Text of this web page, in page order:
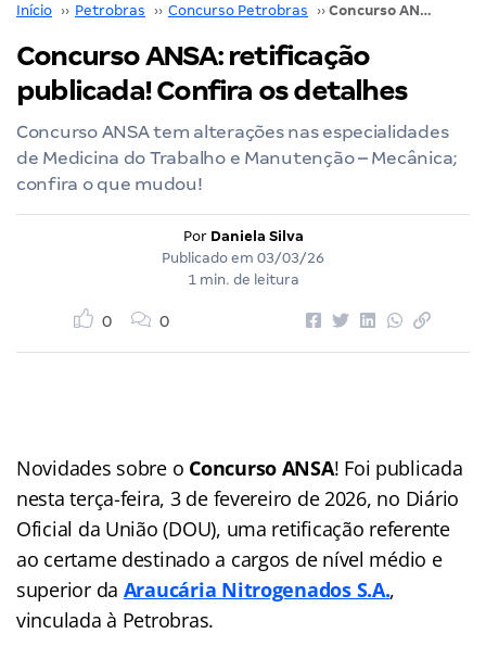
Início ›› Petrobras ›› Concurso Petrobras ›› Concurso ANSA: retificação publicada! Confira os detalhes
Concurso ANSA: retificação
publicada! Confira os detalhes
Concurso ANSA tem alterações nas especialidades
de Medicina do Trabalho e Manutenção – Mecânica;
confira o que mudou!
Por Daniela Silva
Publicado em 03/03/26
1 min. de leitura
0 0
Novidades sobre o Concurso ANSA! Foi publicada
nesta terça-feira, 3 de fevereiro de 2026, no Diário
Oficial da União (DOU), uma retificação referente
ao certame destinado a cargos de nível médio e
superior da Araucária Nitrogenados S.A.,
vinculada à Petrobras.